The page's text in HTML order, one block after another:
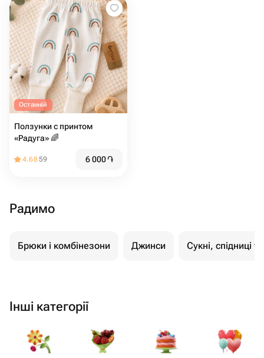
Останній
Ползунки с принтом
«Радуга» 🌈
4.6859 6 000֏
Радимо
Брюки і комбінезони Джинси Сукні, спідниці
Інші категорії